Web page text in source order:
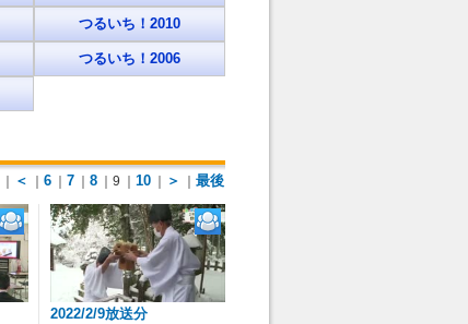
つるいち！2010
つるいち！2006
＜ 6 7 8 ｜9 10 ＞ 最後
2022/2/9放送分